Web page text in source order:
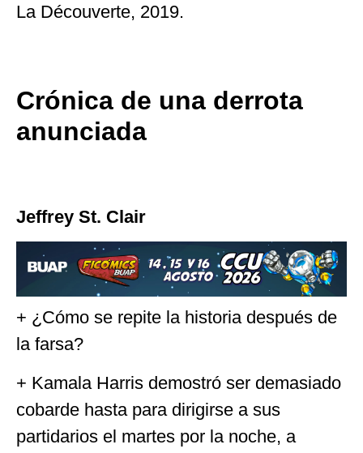
La Découverte, 2019.
Crónica de una derrota
anunciada
Jeffrey St. Clair
+ ¿Cómo se repite la historia después de
la farsa?
+ Kamala Harris demostró ser demasiado
cobarde hasta para dirigirse a sus
partidarios el martes por la noche, a